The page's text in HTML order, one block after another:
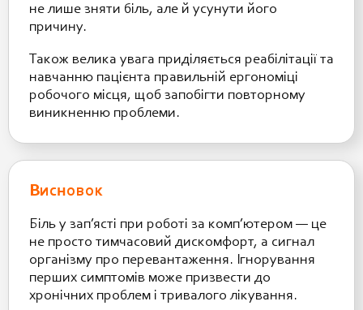
не лише зняти біль, але й усунути його
причину.
Також велика увага приділяється реабілітації та
навчанню пацієнта правильній ергономіці
робочого місця, щоб запобігти повторному
виникненню проблеми.
Висновок
Біль у зап’ясті при роботі за комп’ютером — це
не просто тимчасовий дискомфорт, а сигнал
організму про перевантаження. Ігнорування
перших симптомів може призвести до
хронічних проблем і тривалого лікування.